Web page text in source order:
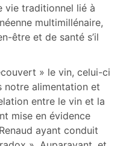
vie traditionnel lié à
multimillénaire,
être et de santé s’il
» le vin, celui-ci
notre alimentation et
entre le vin et la
mise en évidence
ayant conduit